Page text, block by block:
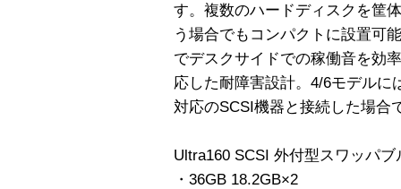
す。複数のハードディスクを筐
う場合でもコンパクトに設置可
でデスクサイドでの稼働音を効
応した耐障害設計。4/6モデルに
対応のSCSI機器と接続した場合
Ultra160 SCSI 外付型スワッパ
・36GB 18.2GB×2